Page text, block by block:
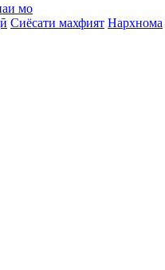
мо
Сиёсати махфият Нархнома